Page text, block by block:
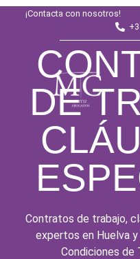
¡Contacta con nosotros!
DE
Contratos de trabajo,
expertos en Huelva
Condiciones de